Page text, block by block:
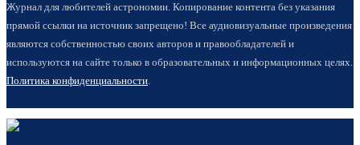
Журнал для любителей астрономии. Копирование контента без указания
прямой ссылки на источник запрещено! Все аудиовизуальные произведения
являются собственностью своих авторов и правообладателей и
используются на сайте только в образовательных и информационных целях.
Политика конфиденциальности.